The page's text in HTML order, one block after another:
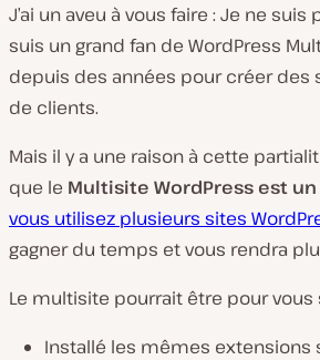
J’ai un aveu à vous faire : Je ne suis
suis un grand fan de WordPress
depuis des années pour créer des
de clients.
Mais il y a une raison à cette
que le Multisite WordPress est
vous utilisez plusieurs sites
gagner du temps et vous rendra
Le multisite pourrait être pour vous
Installé les mêmes extensions